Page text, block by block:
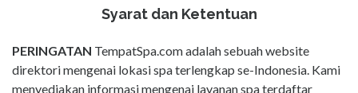
Syarat dan Ketentuan
PERINGATAN TempatSpa.com adalah sebuah website
direktori mengenai lokasi spa terlengkap se-Indonesia. Kami
menyediakan informasi mengenai layanan spa terdaftar